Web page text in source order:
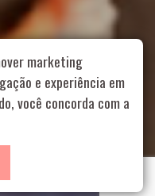
Paulo – SP | 55 11
marketing
e experiência em
você concorda com a